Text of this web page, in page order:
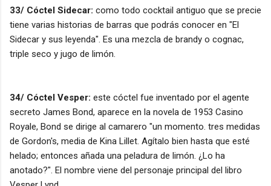
33/ Cóctel Sidecar: como todo cocktail antiguo que se precie
tiene varias historias de barras que podrás conocer en "El
Sidecar y sus leyenda". Es una mezcla de brandy o cognac,
triple seco y jugo de limón.
34/ Cóctel Vesper: este cóctel fue inventado por el agente
secreto James Bond, aparece en la novela de 1953 Casino
Royale, Bond se dirige al camarero "un momento. tres medidas
de Gordon's, media de Kina Lillet. Agítalo bien hasta que esté
helado; entonces añada una peladura de limón. ¿Lo ha
anotado?". El nombre viene del personaje principal del libro